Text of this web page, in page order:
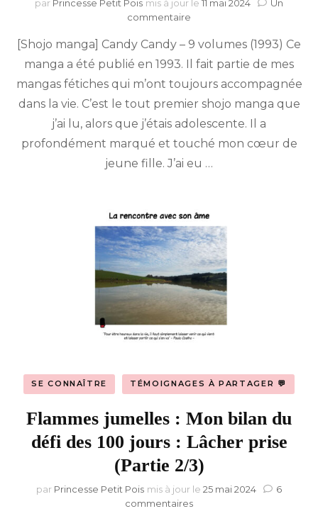
par Princesse Petit Pois mis à jour le 11 mai 2024
Un
commentaire
de
Yumiko
Igarashi
&
Kyoko
Mizuki
[Shojo manga] Candy Candy – 9 volumes (1993) Ce
manga a été publié en 1993. Il fait partie de mes
mangas fétiches qui m’ont toujours accompagnée
dans la vie. C’est le tout premier shojo manga que
j’ai lu, alors que j’étais adolescente. Il a
profondément marqué et touché mon cœur de
jeune fille. J’ai eu …
SE CONNAÎTRE TÉMOIGNAGES À PARTAGER 💬
Flammes jumelles : Mon bilan du
défi des 100 jours : Lâcher prise
(Partie 2/3)
par Princesse Petit Pois mis à jour le 25 mai 2024
6
commentairessur